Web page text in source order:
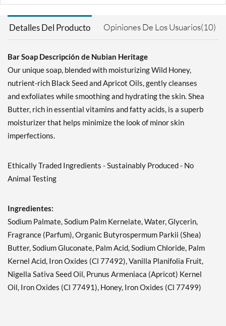
Indian Hemp & Haitian
Vetiver 5 oz
Guardar 43%
Agregar al carrito »
Patchouli & Buriti 5 oz
Precio de venta: C$6.75
Guardar 43%
Precio de venta: C$6.75
Detalles Del Producto Opiniones De Los Usuarios(10)
Bar Soap Descripción de Nubian Heritage
Our unique soap, blended with moisturizing Wild Honey,
nutrient-rich Black Seed and Apricot Oils, gently cleanses
and exfoliates while smoothing and hydrating the skin. Shea
Butter, rich in essential vitamins and fatty acids, is a superb
moisturizer that helps minimize the look of minor skin
imperfections.
Ethically Traded Ingredients - Sustainably Produced - No
Animal Testing
Ingredientes:
Sodium Palmate, Sodium Palm Kernelate, Water, Glycerin,
Fragrance (Parfum), Organic Butyrospermum Parkii (Shea)
Butter, Sodium Gluconate, Palm Acid, Sodium Chloride, Palm
Kernel Acid, Iron Oxides (Cl 77492), Vanilla Planifolia Fruit,
Nigella Sativa Seed Oil, Prunus Armeniaca (Apricot) Kernel
Oil, Iron Oxides (Cl 77491), Honey, Iron Oxides (Cl 77499)